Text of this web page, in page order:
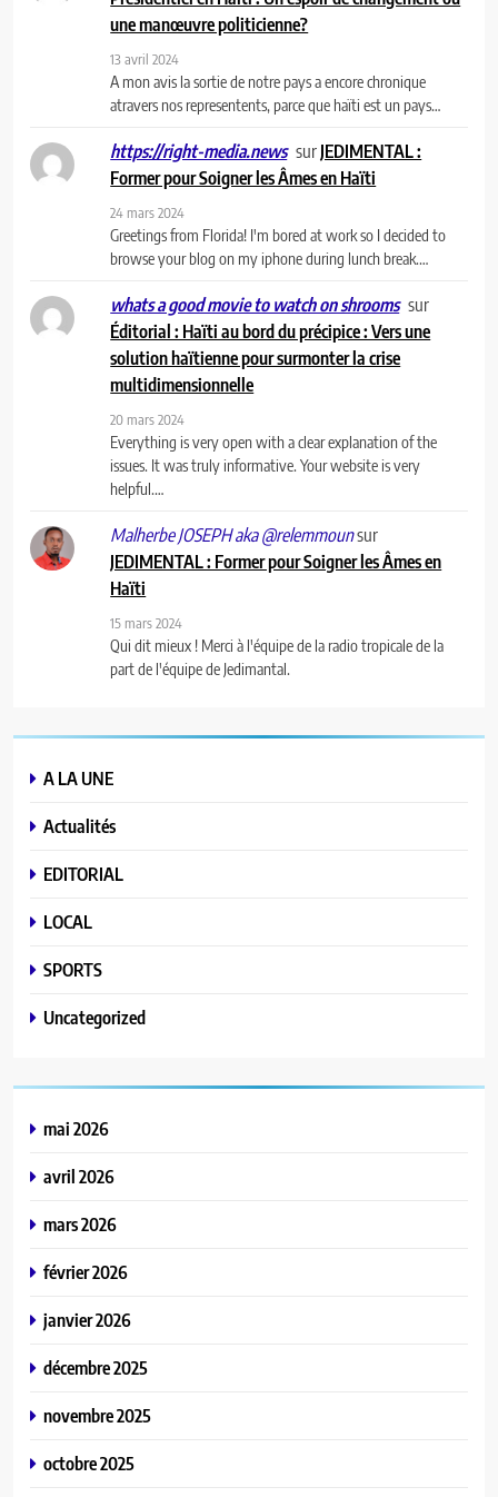
une manœuvre politicienne?
13 avril 2024
A mon avis la sortie de notre pays a encore chronique
atravers nos representents, parce que haïti est un pays…
https://right-media.news surJEDIMENTAL :
Former pour Soigner les Âmes en Haïti
24 mars 2024
Greetings from Florida! I'm bored at work so I decided to
browse your blog on my iphone during lunch break.…
whats a good movie to watch on shrooms sur
Éditorial : Haïti au bord du précipice : Vers une
solution haïtienne pour surmonter la crise
multidimensionnelle
20 mars 2024
Everything is very open with a clear explanation of the
issues. It was truly informative. Your website is very
helpful.…
Malherbe JOSEPH aka @relemmounsur
JEDIMENTAL : Former pour Soigner les Âmes en
Haïti
15 mars 2024
Qui dit mieux ! Merci à l'équipe de la radio tropicale de la
part de l'équipe de Jedimantal.
A LA UNE
Actualités
EDITORIAL
LOCAL
SPORTS
Uncategorized
mai 2026
avril 2026
mars 2026
février 2026
janvier 2026
décembre 2025
novembre 2025
octobre 2025